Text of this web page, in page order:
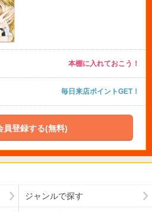
本棚に入れておこう！
毎日来店ポイントGET！
員登録する(無料)
ジャンルで探す